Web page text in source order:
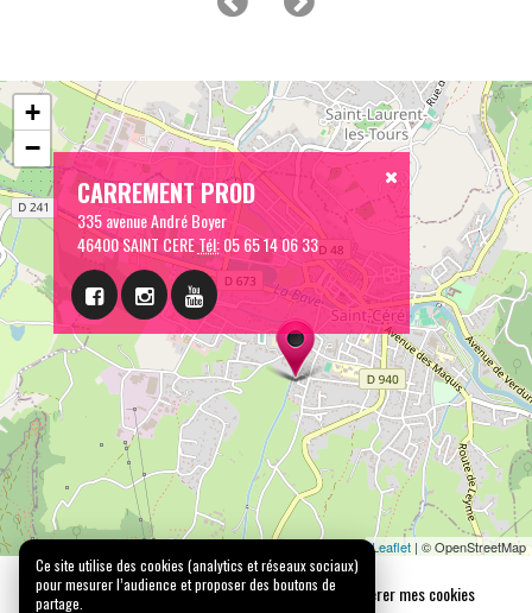
CARREMENT PROD
335 avenue André Boyer
46400 SAINT CERETél:05 65 14 06 33
+
−
Leaflet | © OpenStreetMap
Mentions légales Confidentialité
Gérer mes cookies
Ce site utilise des cookies (analytics et réseaux sociaux)
pour mesurer l’audience et proposer des boutons de
partage.